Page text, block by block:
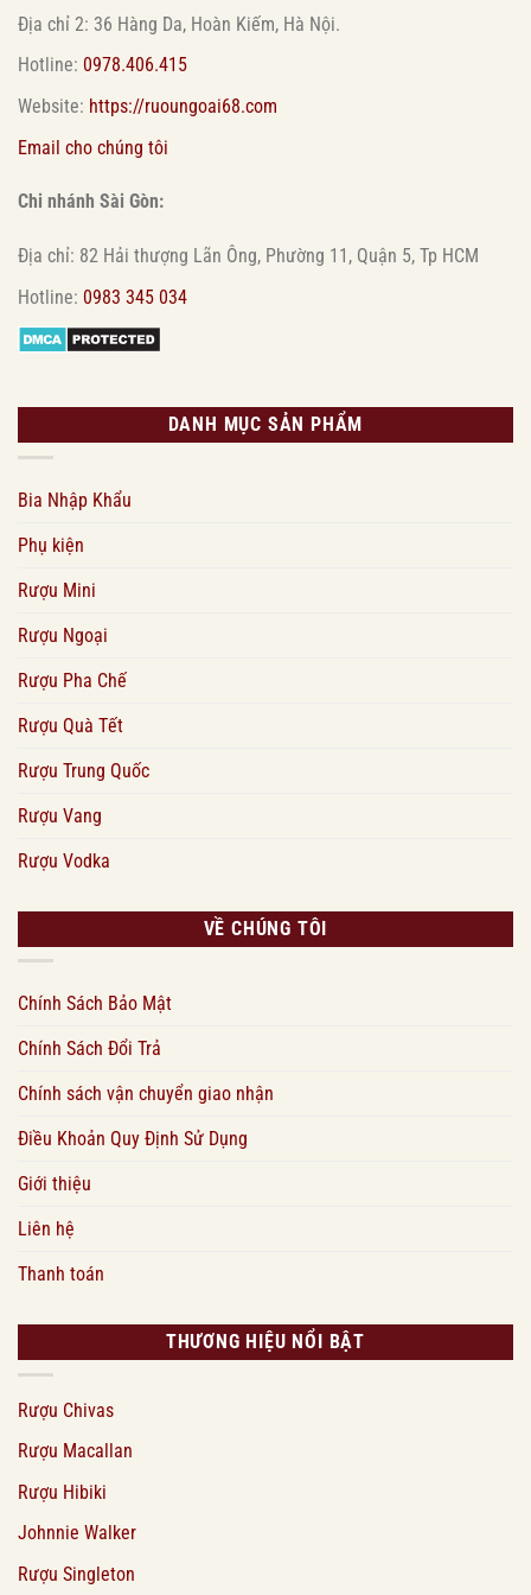
Địa chỉ 2: 36 Hàng Da, Hoàn Kiếm, Hà Nội.
Hotline: 0978.406.415
Website: https://ruoungoai68.com
Email cho chúng tôi
Chi nhánh Sài Gòn:
Địa chỉ: 82 Hải thượng Lãn Ông, Phường 11, Quận 5, Tp HCM
Hotline: 0983 345 034
DANH MỤC SẢN PHẨM
Bia Nhập Khẩu
Phụ kiện
Rượu Mini
Rượu Ngoại
Rượu Pha Chế
Rượu Quà Tết
Rượu Trung Quốc
Rượu Vang
Rượu Vodka
VỀ CHÚNG TÔI
Chính Sách Bảo Mật
Chính Sách Đổi Trả
Chính sách vận chuyển giao nhận
Điều Khoản Quy Định Sử Dụng
Giới thiệu
Liên hệ
Thanh toán
THƯƠNG HIỆU NỔI BẬT
Rượu Chivas
Rượu Macallan
Rượu Hibiki
Johnnie Walker
Rượu Singleton